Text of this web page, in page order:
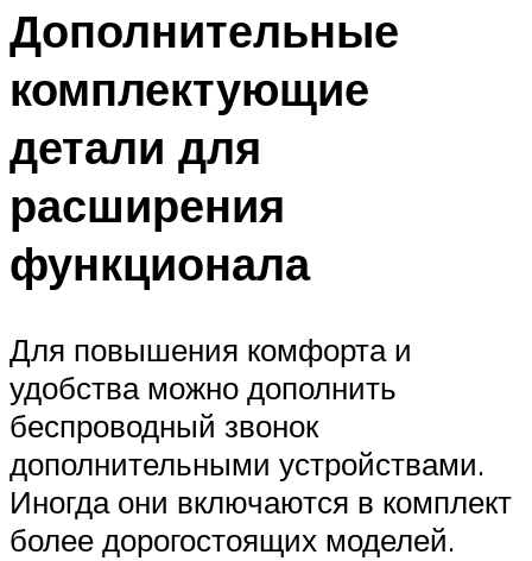
Дополнительные
комплектующие
детали для
расширения
функционала
Для повышения комфорта и
удобства можно дополнить
беспроводный звонок
дополнительными устройствами.
Иногда они включаются в комплект
более дорогостоящих моделей.